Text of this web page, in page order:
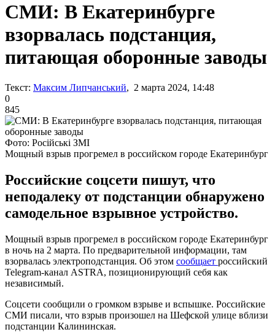
СМИ: В Екатеринбурге
взорвалась подстанция,
питающая оборонные заводы
Текст: Максим Липчанський, 2 марта 2024, 14:48
0
845
Фото: Російські ЗМІ
Мощный взрыв прогремел в российском городе Екатеринбург
Российские соцсети пишут, что
неподалеку от подстанции обнаружено
самодельное взрывное устройство.
Мощный взрыв прогремел в российском городе Екатеринбург
в ночь на 2 марта. По предварительной информации, там
взорвалась электроподстанция. Об этом сообщает российский
Telegram-канал ASTRA, позиционирующий себя как
независимый.
Соцсети сообщили о громком взрыве и вспышке. Российские
СМИ писали, что взрыв произошел на Шефской улице вблизи
подстанции Калининская.